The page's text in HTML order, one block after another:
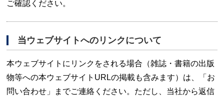
ご確認ください。
当ウェブサイトへのリンクについて
本ウェブサイトにリンクをされる場合（雑誌・書籍の出版
物等への本ウェブサイトURLの掲載も含みます）は、「お
問い合わせ」までご連絡ください。ただし、当社から返信